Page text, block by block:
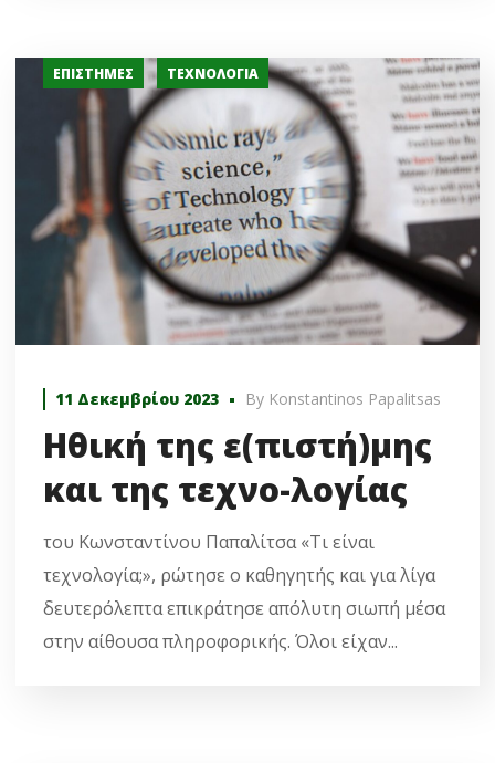
ΕΠΙΣΤΉΜΕΣ ΤΕΧΝΟΛΟΓΊΑ
11 Δεκεμβρίου 2023 By Konstantinos Papalitsas
Ηθική της ε(πιστή)μης
και της τεχνο-λογίας
του Κωνσταντίνου Παπαλίτσα «Τι είναι
τεχνολογία;», ρώτησε ο καθηγητής και για λίγα
δευτερόλεπτα επικράτησε απόλυτη σιωπή μέσα
στην αίθουσα πληροφορικής. Όλοι είχαν...